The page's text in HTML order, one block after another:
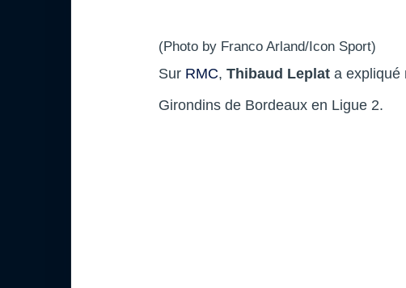
(Photo by Franco Arland/Icon Sport)
Sur RMC, Thibaud Leplat a expliqué
Girondins de Bordeaux en Ligue 2.